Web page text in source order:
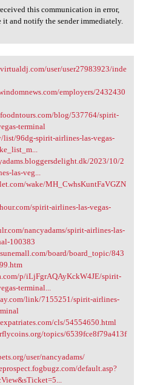
this communication in error,
it and notify the sender immediately.
user/user27983923/inde
employers/2432430
blog/537764/spirit-
terminal
96dg-spirit-airlines-las-vegas-
2023/10/2
las-veg...
wake/MH_CwhsKuntFaVGZN
spirit-airlines-las-vegas-
nancyadams/spirit-airlines-las-
100383
board/board_topic/843
p/iLjFgrAQAyKckW4JE/spirit-
terminal...
link/7155251/spirit-airlines-
cls/54554650.html
topics/6539fce8f79a413f
user/nancyadams/
default.asp?